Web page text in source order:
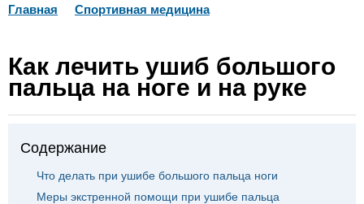
Главная Спортивная медицина
Как лечить ушиб большого
пальца на ноге и на руке
Содержание
Что делать при ушибе большого пальца ноги
Меры экстренной помощи при ушибе пальца